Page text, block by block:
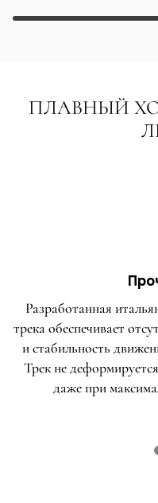
ПЛАВНЫЙ
Разработанная
трека обеспечивает
и стабильность
Трек не
даже при